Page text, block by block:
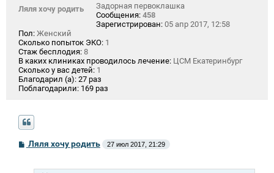
Ляля хочу родить
Задорная первоклашка
Сообщения: 458
Зарегистрирован: 05 апр 2017, 12:58
Пол: Женский
Сколько попыток ЭКО: 1
Стаж бесплодия: 8
В каких клиниках проводилось лечение: ЦСМ Екатеринбург
Сколько у вас детей: 1
Благодарил (а): 27 раз
Поблагодарили: 169 раз
С
о
Ляля хочу родить 27 июл 2017, 21:29